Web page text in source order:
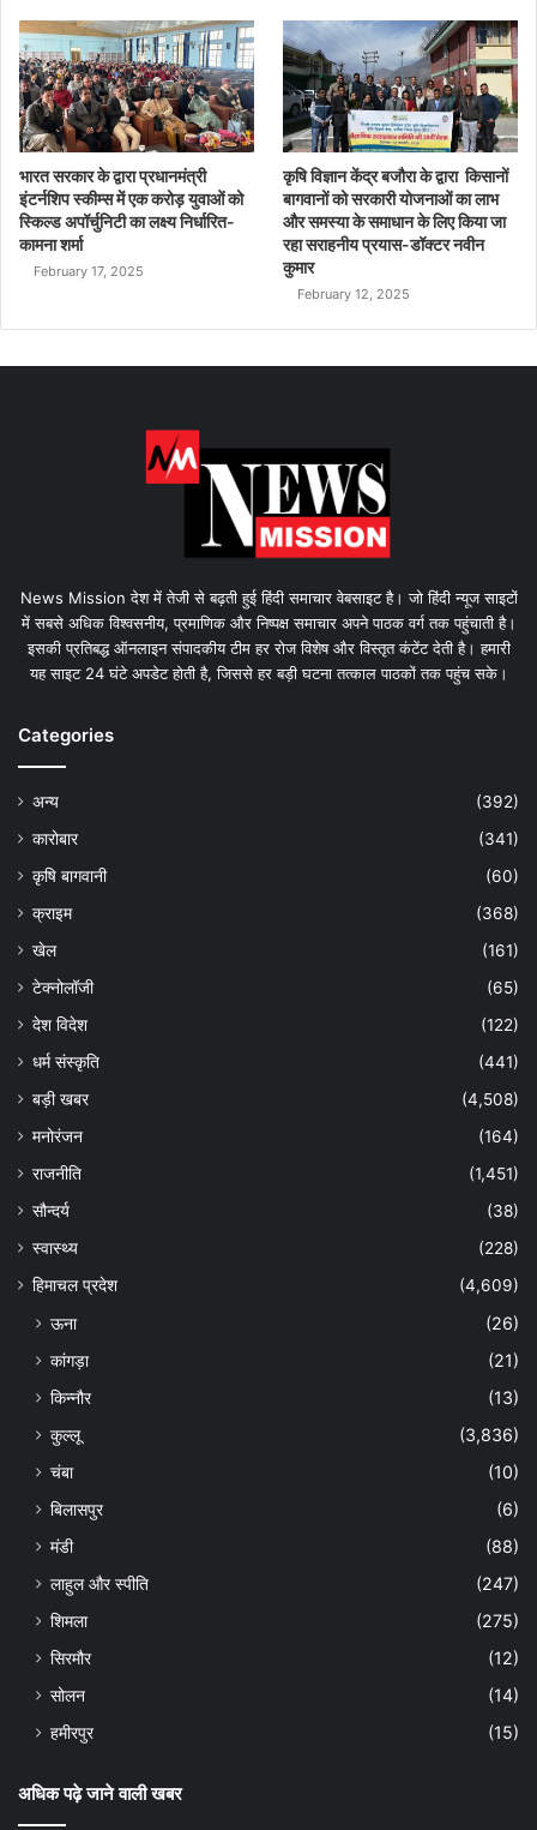
भारत सरकार के द्वारा प्रधानमंत्री
इंटर्नशिप स्कीम्स में एक करोड़ युवाओं को
स्किल्ड अपॉर्चुनिटी का लक्ष्य निर्धारित-
कामना शर्मा
February 17, 2025
कृषि विज्ञान केंद्र बजौरा के द्वारा किसानों
बागवानों को सरकारी योजनाओं का लाभ
और समस्या के समाधान के लिए किया जा
रहा सराहनीय प्रयास-डॉक्टर नवीन
कुमार
February 12, 2025
News Mission देश में तेजी से बढ़ती हुई हिंदी समाचार वेबसाइट है। जो हिंदी न्यूज साइटों
में सबसे अधिक विश्वसनीय, प्रमाणिक और निष्पक्ष समाचार अपने पाठक वर्ग तक पहुंचाती है।
इसकी प्रतिबद्ध ऑनलाइन संपादकीय टीम हर रोज विशेष और विस्तृत कंटेंट देती है। हमारी
यह साइट 24 घंटे अपडेट होती है, जिससे हर बड़ी घटना तत्काल पाठकों तक पहुंच सके।
Categories
अन्य
(392)
कारोबार
(341)
कृषि बागवानी
(60)
क्राइम
(368)
खेल
(161)
टेक्नोलॉजी
(65)
देश विदेश
(122)
धर्म संस्कृति
(441)
बड़ी खबर
(4,508)
मनोरंजन
(164)
राजनीति
(1,451)
सौन्दर्य
(38)
स्वास्थ्य
(228)
हिमाचल प्रदेश
(4,609)
ऊना
(26)
कांगड़ा
(21)
किन्नौर
(13)
कुल्लू
(3,836)
चंबा
(10)
बिलासपुर
(6)
मंडी
(88)
लाहुल और स्पीति
(247)
शिमला
(275)
सिरमौर
(12)
सोलन
(14)
हमीरपुर
(15)
अधिक पढ़े जाने वाली खबर